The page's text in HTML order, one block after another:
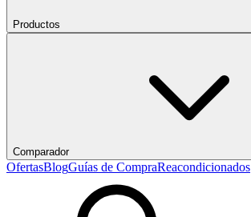
Productos
Comparador
OfertasBlogGuías de CompraReacondicionados